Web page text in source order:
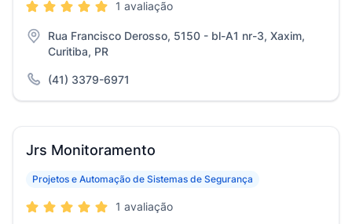
1 avaliação
Rua Francisco Derosso, 5150 - bl-A1 nr-3, Xaxim,
Curitiba, PR
(41) 3379-6971
Jrs Monitoramento
Projetos e Automação de Sistemas de Segurança
1 avaliação